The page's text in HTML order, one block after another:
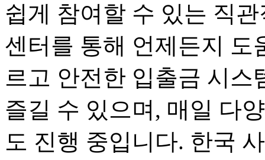
쉽게 참여할 수 있는 직
센터를 통해 언제든지 도
르고 안전한 입출금 시스
즐길 수 있으며, 매일 다
도 진행 중입니다. 한국